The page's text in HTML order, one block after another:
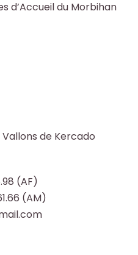
d’Accueil du Morbihan
de Kercado
(AF)
(AM)